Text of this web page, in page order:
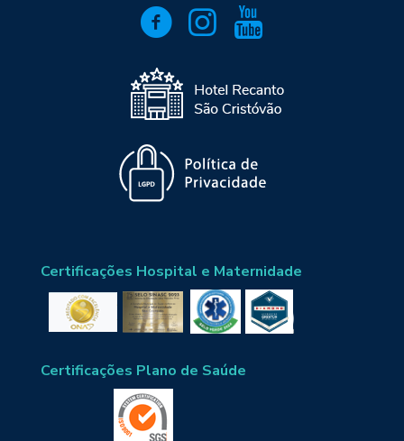
Certificações Hospital e Maternidade
Certificações Plano de Saúde